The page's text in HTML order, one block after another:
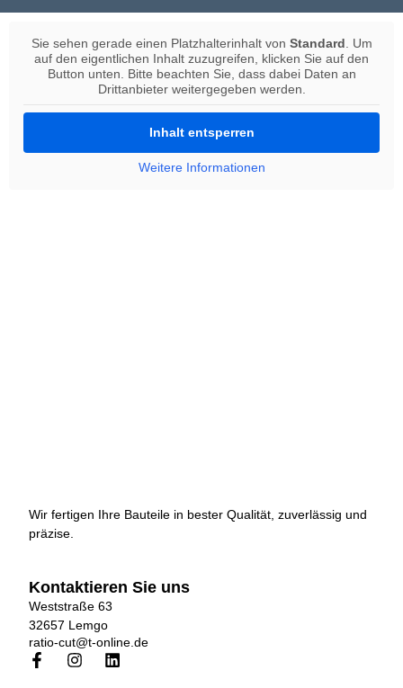
Sie sehen gerade einen Platzhalterinhalt von Standard . Um
auf den eigentlichen Inhalt zuzugreifen, klicken Sie auf den
Button unten. Bitte beachten Sie, dass dabei Daten an
Drittanbieter weitergegeben werden.
Inhalt entsperren
Weitere Informationen
Wir fertigen Ihre Bauteile in bester Qualität, zuverlässig und
präzise.
Kontaktieren Sie uns
Weststraße 63
32657 Lemgo
ratio-cut@t-online.de